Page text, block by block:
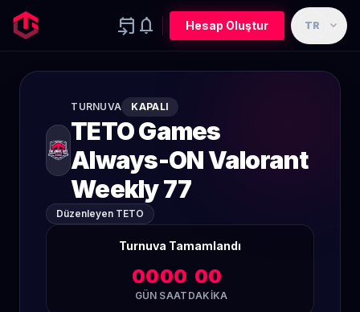
event_upcoming notifications Hesap Oluştur TR expand_more
TURNUVA KAPALI
TETO Games
Always-ON Valorant
Weekly 77
Düzenleyen TETO
Turnuva Tamamlandı
00
GÜN
00
SAAT
00
DAKIKA